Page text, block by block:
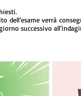
dell’esame verrà
successivo